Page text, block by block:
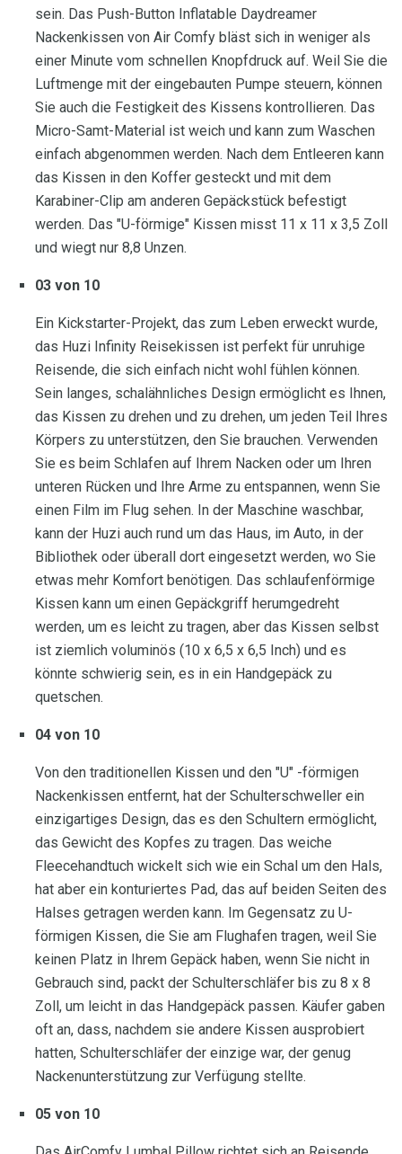
sein. Das Push-Button Inflatable Daydreamer
Nackenkissen von Air Comfy bläst sich in weniger als
einer Minute vom schnellen Knopfdruck auf. Weil Sie die
Luftmenge mit der eingebauten Pumpe steuern, können
Sie auch die Festigkeit des Kissens kontrollieren. Das
Micro-Samt-Material ist weich und kann zum Waschen
einfach abgenommen werden. Nach dem Entleeren kann
das Kissen in den Koffer gesteckt und mit dem
Karabiner-Clip am anderen Gepäckstück befestigt
werden. Das "U-förmige" Kissen misst 11 x 11 x 3,5 Zoll
und wiegt nur 8,8 Unzen.
03 von 10
Ein Kickstarter-Projekt, das zum Leben erweckt wurde,
das Huzi Infinity Reisekissen ist perfekt für unruhige
Reisende, die sich einfach nicht wohl fühlen können.
Sein langes, schalähnliches Design ermöglicht es Ihnen,
das Kissen zu drehen und zu drehen, um jeden Teil Ihres
Körpers zu unterstützen, den Sie brauchen. Verwenden
Sie es beim Schlafen auf Ihrem Nacken oder um Ihren
unteren Rücken und Ihre Arme zu entspannen, wenn Sie
einen Film im Flug sehen. In der Maschine waschbar,
kann der Huzi auch rund um das Haus, im Auto, in der
Bibliothek oder überall dort eingesetzt werden, wo Sie
etwas mehr Komfort benötigen. Das schlaufenförmige
Kissen kann um einen Gepäckgriff herumgedreht
werden, um es leicht zu tragen, aber das Kissen selbst
ist ziemlich voluminös (10 x 6,5 x 6,5 Inch) und es
könnte schwierig sein, es in ein Handgepäck zu
quetschen.
04 von 10
Von den traditionellen Kissen und den "U" -förmigen
Nackenkissen entfernt, hat der Schulterschweller ein
einzigartiges Design, das es den Schultern ermöglicht,
das Gewicht des Kopfes zu tragen. Das weiche
Fleecehandtuch wickelt sich wie ein Schal um den Hals,
hat aber ein konturiertes Pad, das auf beiden Seiten des
Halses getragen werden kann. Im Gegensatz zu U-
förmigen Kissen, die Sie am Flughafen tragen, weil Sie
keinen Platz in Ihrem Gepäck haben, wenn Sie nicht in
Gebrauch sind, packt der Schulterschläfer bis zu 8 x 8
Zoll, um leicht in das Handgepäck passen. Käufer gaben
oft an, dass, nachdem sie andere Kissen ausprobiert
hatten, Schulterschläfer der einzige war, der genug
Nackenunterstützung zur Verfügung stellte.
05 von 10